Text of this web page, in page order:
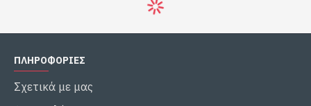
ΠΛΗΡΟΦΟΡΙΕΣ
Σχετικά με μας